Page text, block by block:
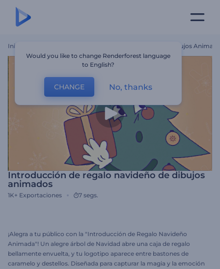
Inicio Introducción De Regalo Navideño De Dibujos
Introducción de regalo navideño de dibujos
animados
1K+ Exportaciones 7 segs.
¡Alegra a tu público con la "Introducción de Regalo Navideño
Animada"! Un alegre árbol de Navidad abre una caja de regalo
bellamente envuelta, y tu logotipo aparece entre bastones de
caramelo y destellos. Diseñada para capturar la magia y la emoción
Would you like to change Renderforest language
to English?
CHANGE No, thanks